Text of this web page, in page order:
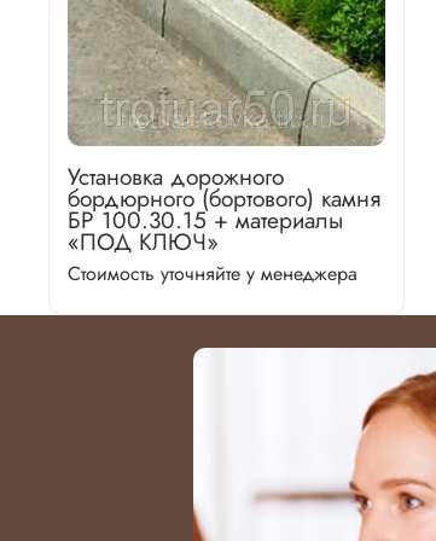
Установка дорожного
бордюрного (бортового) камня
БР 100.30.15 + материалы
«ПОД КЛЮЧ»
Стоимость уточняйте у менеджера